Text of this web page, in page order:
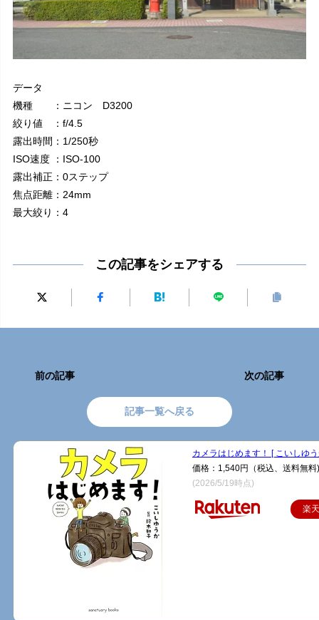
データ
機種 ：ニコン D3200
絞り値 ：f/4.5
露出時間：1/250秒
ISO速度 ：ISO-100
露出補正：0ステップ
焦点距離：24mm
最大絞り：4
この記事をシェアする
前の記事
記事一覧へ戻る
次の記事
カメラはじめます！ [ こいしゆ
価格：1,540円（税込、送料無料)
(2026/5/19時点)
楽